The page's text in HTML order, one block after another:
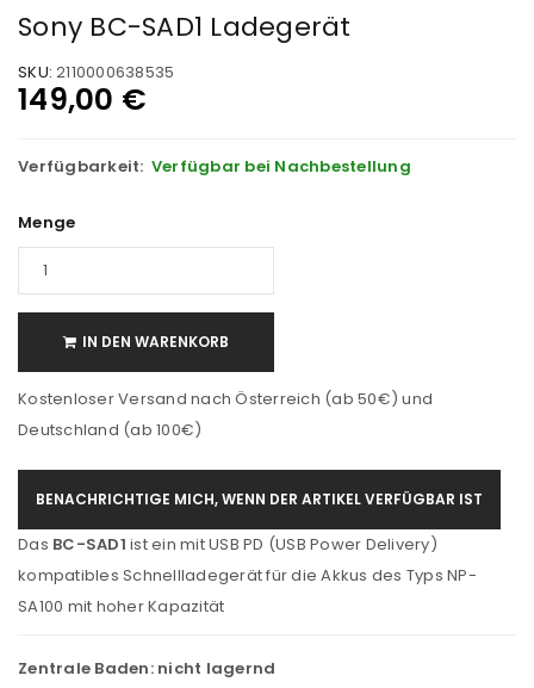
Sony BC-SAD1 Ladegerät
SKU: 2110000638535
149,00 €
Verfügbarkeit: Verfügbar bei Nachbestellung
Menge
IN DEN WARENKORB
Kostenloser Versand nach Österreich (ab 50€) und
Deutschland (ab 100€)
BENACHRICHTIGE MICH, WENN DER ARTIKEL VERFÜGBAR IST
Das BC-SAD1 ist ein mit USB PD (USB Power Delivery)
kompatibles Schnellladegerät für die Akkus des Typs NP-
SA100 mit hoher Kapazität
Zentrale Baden: nicht lagernd